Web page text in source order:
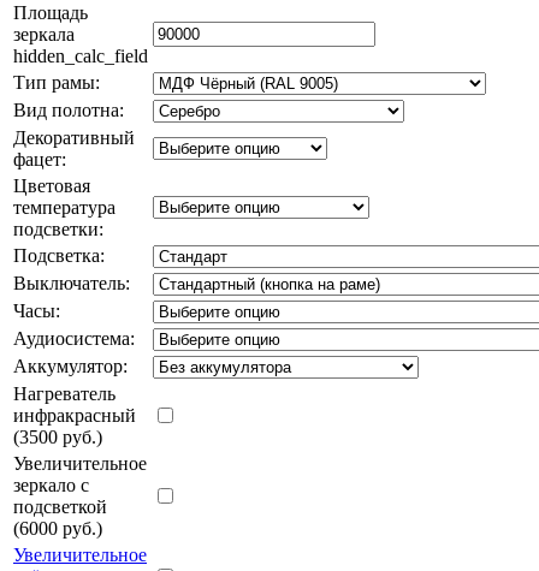
Площадь
зеркала
hidden_calc_field
Тип рамы:
Вид полотна:
Декоративный
фацет:
Цветовая
температура
подсветки:
Подсветка:
Выключатель:
Часы:
Аудиосистема:
Аккумулятор:
Нагреватель
инфракрасный
(3500 руб.)
Увеличительное
зеркало с
подсветкой
(6000 руб.)
Увеличительное